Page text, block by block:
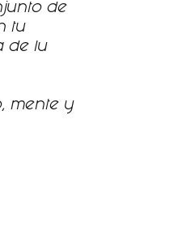
de
tu
de lu
mente y